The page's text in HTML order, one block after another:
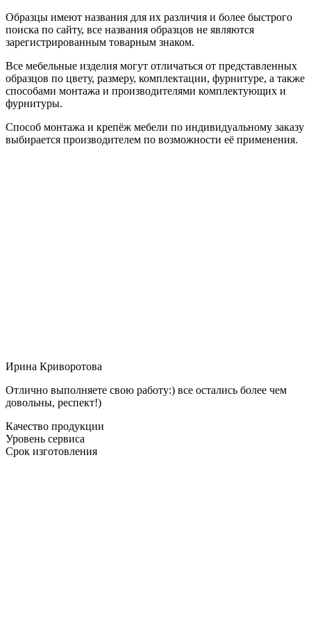
Образцы имеют названия для их различия и более быстрого
поиска по сайту, все названия образцов не являются
зарегистрированным товарным знаком.
Все мебельные изделия могут отличаться от представленных
образцов по цвету, размеру, комплектации, фурнитуре, а также
способами монтажа и производителями комплектующих и
фурнитуры.
Способ монтажа и крепёж мебели по индивидуальному заказу
выбирается производителем по возможности её применения.
Ирина Криворотова
Отлично выполняете свою работу:) все остались более чем
довольны, респект!)
Качество продукции
Уровень сервиса
Срок изготовления